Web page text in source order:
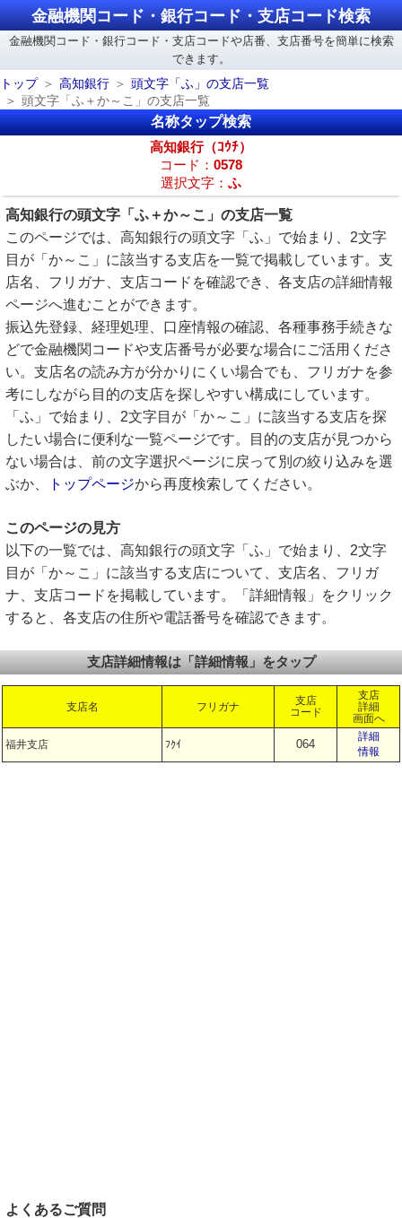
金融機関コード・銀行コード・支店コード検索
金融機関コード・銀行コード・支店コードや店番、支店番号を簡単に検索
できます。
トップ
高知銀行
頭文字「ふ」の支店一覧
頭文字「ふ＋か～こ」の支店一覧
名称タップ検索
高知銀行（ｺｳﾁ）
コード： 0578
選択文字： ふ
高知銀行の頭文字「ふ＋か～こ」の支店一覧
このページでは、高知銀行の頭文字「ふ」で始まり、2文字
目が「か～こ」に該当する支店を一覧で掲載しています。支
店名、フリガナ、支店コードを確認でき、各支店の詳細情報
ページへ進むことができます。
振込先登録、経理処理、口座情報の確認、各種事務手続きな
どで金融機関コードや支店番号が必要な場合にご活用くださ
い。支店名の読み方が分かりにくい場合でも、フリガナを参
考にしながら目的の支店を探しやすい構成にしています。
「ふ」で始まり、2文字目が「か～こ」に該当する支店を探
したい場合に便利な一覧ページです。目的の支店が見つから
ない場合は、前の文字選択ページに戻って別の絞り込みを選
ぶか、
トップページから再度検索してください。
このページの見方
以下の一覧では、高知銀行の頭文字「ふ」で始まり、2文字
目が「か～こ」に該当する支店について、支店名、フリガ
ナ、支店コードを掲載しています。「詳細情報」をクリック
すると、各支店の住所や電話番号を確認できます。
支店詳細情報は「詳細情報」をタップ
支店名 フリガナ
支店
コード
支店
詳細
画面へ
福井支店 ﾌｸｲ 064
詳細
情報
よくあるご質問